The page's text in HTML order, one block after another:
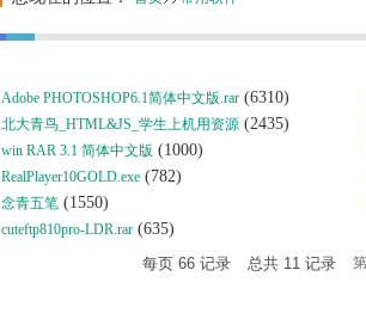
Adobe PHOTOSHOP6.1简体中文版.rar(6310)
北大青鸟_HTML&JS_学生上机用资源(2435)
win RAR 3.1 简体中文版 (1000)
RealPlayer10GOLD.exe(782)
念青五笔(1550)
cuteftp810pro-LDR.rar(635)
每页 66记录 总共 11记录